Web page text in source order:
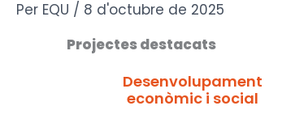
Vés
contingut
Per EQU / 8 d'octubre de 2025
Projectes destacats
Desenvolupament
econòmic i social